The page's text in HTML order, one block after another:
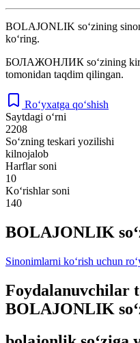
BOLAJONLIK so‘zining
ko‘ring.
БОЛАЖОНЛИК so‘zining
tomonidan taqdim qilingan.
Ro‘yxatga qo‘shish
Saytdagi o‘rni
2208
So‘zning teskari yozilishi
kilnojalob
Harflar soni
10
Ko‘rishlar soni
140
BOLAJONLIK
Sinonimlarni ko‘rish uchun
Foydalanuvchilar
BOLAJONLIK